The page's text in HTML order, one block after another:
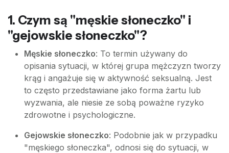
1. Czym są "męskie słoneczko" i
"gejowskie słoneczko"?
Męskie słoneczko: To termin używany do
opisania sytuacji, w której grupa mężczyzn tworzy
krąg i angażuje się w aktywność seksualną. Jest
to często przedstawiane jako forma żartu lub
wyzwania, ale niesie ze sobą poważne ryzyko
zdrowotne i psychologiczne.
Gejowskie słoneczko: Podobnie jak w przypadku
"męskiego słoneczka", odnosi się do sytuacji, w